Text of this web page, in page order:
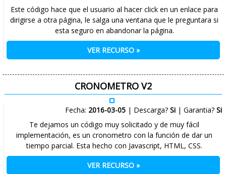
Este código hace que el usuario al hacer click en un enlace para
dirigirse a otra página, le salga una ventana que le preguntara si
esta seguro en abandonar la página.
VER RECURSO »
CRONOMETRO V2
Fecha: 2016-03-05 | Descarga?Si | Garantia?Si
Te dejamos un código muy solicitado y de muy fácil
implementación, es un cronometro con la función de dar un
tiempo parcial. Esta hecho con Javascript, HTML, CSS.
VER RECURSO »